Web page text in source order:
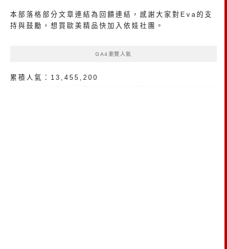
本部落格部分文章連結為回饋連結，感謝大家對Eva的支
持與鼓勵，想買歐美精品 快加入依娃社團 。
GA4瀏覽人氣
累積人氣：13,455,200